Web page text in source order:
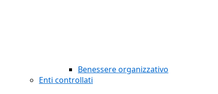
Benessere organizzativo
Enti controllati